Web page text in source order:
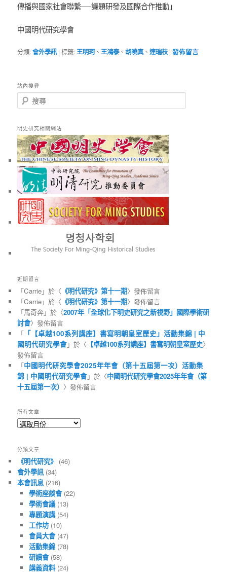
傳播與國家社會聯繫──議題研發及國際合作推動」
中國明代研究學會
分類:會外學訊 |標籤:王明珂、王鴻泰、胡曉真、連瑞枝 |發佈留言
站內搜尋
搜
尋
明史研究相關網站
近期留言
「Carrie」於〈 《明代研究》第十一期〉發佈留言
「Carrie」於〈 《明代研究》第十一期〉發佈留言
「馬奇奔」於〈2007年「全球化下明史研究之新視野」國際學術研
討會〉發佈留言
「 「【卓越100系列講座】書寫明朝皇室歷史」活動集錦 | 中
國明代研究學會」於〈 【卓越100系列講座】書寫明朝皇室歷史〉
發佈留言
「中國明代研究學會2025年年會（第十五屆第一次）活動集
錦 | 中國明代研究學會」於〈中國明代研究學會2025年年會（第
十五屆第一次） 〉發佈留言
所有文章
所
章
分類文章
《明代研究》 (46)
會外學訊 (34)
本會訊息 (216)
學術座談會(22)
學術會議(13)
專題演講(54)
工作坊(10)
會員大會(47)
活動集錦(78)
研讀會(58)
講義資料(24)